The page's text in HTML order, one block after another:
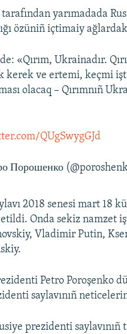
yarımadada
özüniñ içtimaiy
«Qırım, Ukrainadır.
kerek ve ertemi, keçmi
olacaq – Qırımnıñ
QUgSwygGJd
Порошенко
2018 senesi mart 18
etildi. Onda sekiz
Vladimir Putin,
Petro Poroşenko
saylavınıñ
prezidenti saylavınıñ